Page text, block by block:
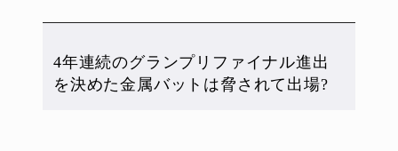
4年連続のグランプリファイナル進出
を決めた金属バットは脅されて出場?